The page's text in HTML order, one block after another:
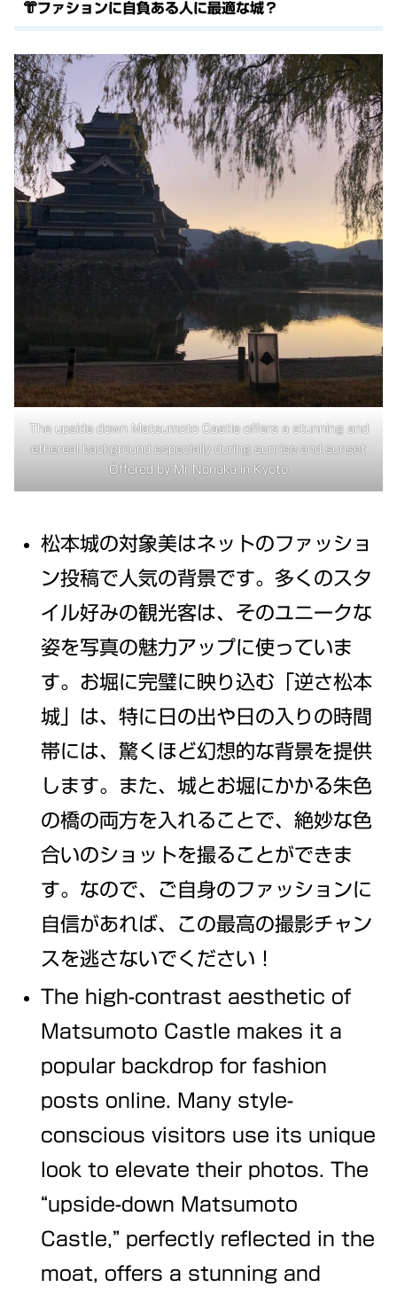
👘ファションに自負ある人に最適な城？
The upside down Matsumoto Castle offers a stunning and
ethereal background especially during sunrise and sunset
Offered by Mr Nonaka in Kyoto
松本城の対象美はネットのファッショ
ン投稿で人気の背景です。多くのスタ
イル好みの観光客は、そのユニークな
姿を写真の魅力アップに使っていま
す。お堀に完璧に映り込む「逆さ松本
城」は、特に日の出や日の入りの時間
帯には、驚くほど幻想的な背景を提供
します。また、城とお堀にかかる朱色
の橋の両方を入れることで、絶妙な色
合いのショットを撮ることができま
す。なので、ご自身のファッションに
自信があれば、この最高の撮影チャン
スを逃さないでください！
The high-contrast aesthetic of
Matsumoto Castle makes it a
popular backdrop for fashion
posts online. Many style-
conscious visitors use its unique
look to elevate their photos. The
“upside-down Matsumoto
Castle,” perfectly reflected in the
moat, offers a stunning and